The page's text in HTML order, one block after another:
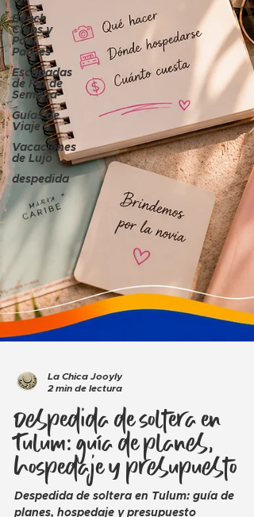
Beach
Clubs y
Pool
Parties
Escapadas
de Fin de
Semana
Guías de
Viaje
Vacaciones
de Lujo
despedida
La Chica Jooyly
2 min de lectura
Despedida de soltera en
Tulum: guía de planes,